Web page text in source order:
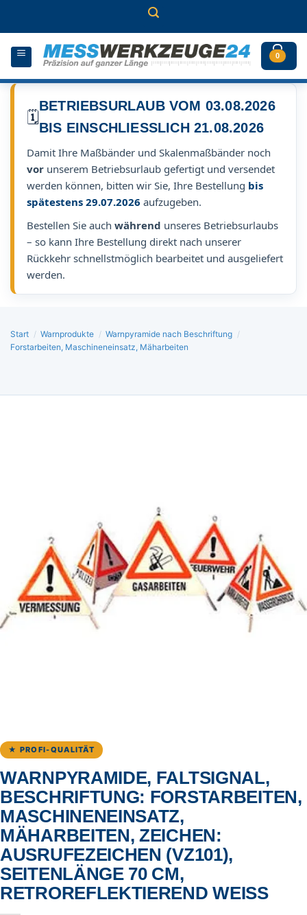
0
🗓️
BETRIEBSURLAUB VOM 03.08.2026
BIS EINSCHLIESSLICH 21.08.2026
Damit Ihre Maßbänder und Skalenmaßbänder noch
vor unserem Betriebsurlaub gefertigt und versendet
werden können, bitten wir Sie, Ihre Bestellung bis
spätestens 29.07.2026 aufzugeben.
Bestellen Sie auch während unseres Betriebsurlaubs
– so kann Ihre Bestellung direkt nach unserer
Rückkehr schnellstmöglich bearbeitet und ausgeliefert
werden.
Start / Warnprodukte / Warnpyramide nach Beschriftung /
Forstarbeiten, Maschineneinsatz, Mäharbeiten
★ PROFI-QUALITÄT
WARNPYRAMIDE, FALTSIGNAL,
BESCHRIFTUNG: FORSTARBEITEN,
MASCHINENEINSATZ,
MÄHARBEITEN, ZEICHEN:
AUSRUFEZEICHEN (VZ101),
SEITENLÄNGE 70 CM,
RETROREFLEKTIEREND WEISS